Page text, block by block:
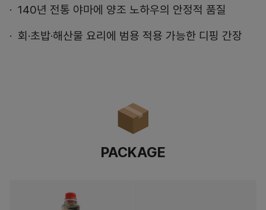
140년 전통 야마에 양조 노하우의 안정적 품질
회·초밥·해산물 요리에 범용 적용 가능한 디핑 간장
PACKAGE